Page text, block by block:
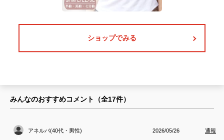
ショップでみる
みんなのおすすめコメント（全17件）
アネルバ(40代・男性) 2026/05/26 通報